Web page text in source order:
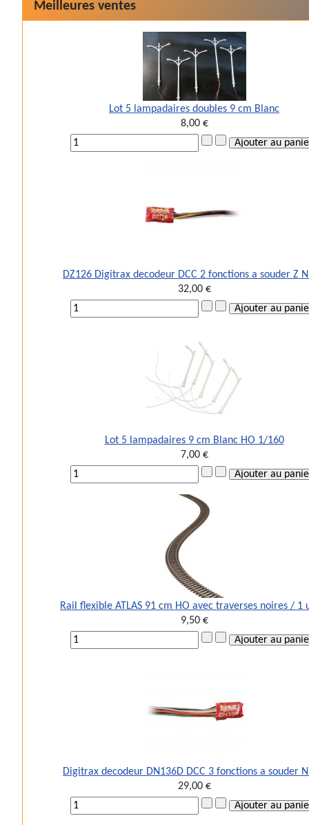
Meilleures ventes
Lot 5 lampadaires doubles 9 cm Blanc
8,00 €
DZ126 Digitrax decodeur DCC 2 fonctions a souder Z
32,00 €
Lot 5 lampadaires 9 cm Blanc HO 1/160
7,00 €
Rail flexible ATLAS 91 cm HO avec traverses noires / 1
9,50 €
Digitrax decodeur DN136D DCC 3 fonctions a souder
29,00 €